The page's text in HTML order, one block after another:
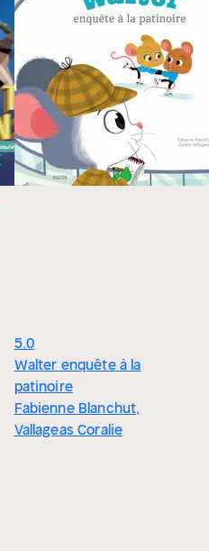
5.0
Walter enquête à la
patinoire
Fabienne Blanchut,
Vallageas Coralie